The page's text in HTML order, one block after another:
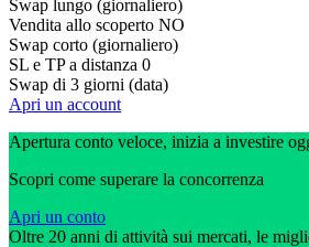
Swap lungo (giornaliero)
Vendita allo scoperto NO
Swap corto (giornaliero)
SL e TP a distanza 0
Swap di 3 giorni (data)
Apri un account
Apertura conto veloce, inizia a investire
Scopri come superare la concorrenza
Apri un conto
Oltre 20 anni di attività sui mercati, le